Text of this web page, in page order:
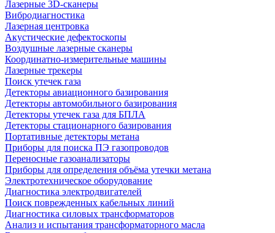
Лазерные 3D-сканеры
Вибродиагностика
Лазерная центровка
Акустические дефектоскопы
Воздушные лазерные сканеры
Координатно-измерительные машины
Лазерные трекеры
Поиск утечек газа
Детекторы авиационного базирования
Детекторы автомобильного базирования
Детекторы утечек газа для БПЛА
Детекторы стационарного базирования
Портативные детекторы метана
Приборы для поиска ПЭ газопроводов
Переносные газоанализаторы
Приборы для определения объёма утечки метана
Электротехническое оборудование
Диагностика электродвигателей
Поиск поврежденных кабельных линий
Диагностика силовых трансформаторов
Анализ и испытания трансформаторного масла